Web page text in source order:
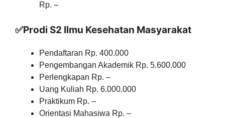
Rp. –
✅Prodi S2 Ilmu Kesehatan Masyarakat
Pendaftaran Rp. 400.000
Pengembangan Akademik Rp. 5.600.000
Perlengkapan Rp. –
Uang Kuliah Rp. 6.000.000
Praktikum Rp. –
Orientasi Mahasiwa Rp. –